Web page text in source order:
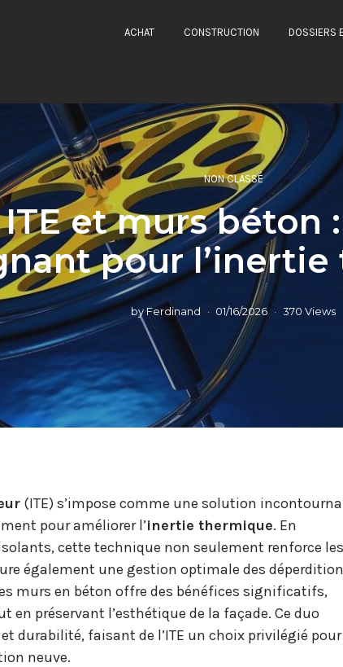
ACHAT CONSTRUCTION DOSSIERS
NON CLASSÉ
ITE et murs béton
pour
byFerdinand 01/16/2026 370 Views
(ITE) s’impose comme une solution
pour améliorer l’inertie thermique. En
cette technique non seulement renforce les
également une gestion optimale des
murs en béton offre des bénéfices significatifs,
préservant l’esthétique de la façade. Ce duo
durabilité, faisant de l’ITE un choix privilégié pour
neuve.